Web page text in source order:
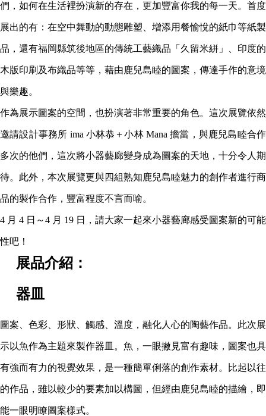
們，如何在生活裡扮演新的存在，更加豐富你我的每一天。首度
展出的有：在空中舞動的動態雕塑、增添用餐愉悅的紙巾等紙製
品，還有福岡縣筑後地區的傳統工藝織品「久留米絣」、印度的
木版印刷及布織品等等，藉由鹿兒島睦的圖案，傳達手作的意境
與樂趣。
作為展示圖案的空間，也扮演著非常重要的角色。這次展覽依然
邀請設計事務所 ima 小林恭＋小林 Mana 擔當，與鹿兒島睦合作
多次的他們，這次將小器藝廊變身成為圖案的天地，十分令人期
待。此外，本次展覽更與四組熟知鹿兒島睦魅力的創作者進行商
品的製作合作，豐富程度不言而喻。
4 月 4 日～4 月 19 日，請大家一起來小器藝廊感受圖案新的可能
性吧！
展品介紹：
器皿
圖案、色彩、形狀、觸感、溫度，融化人心的陶藝作品。此次展
示以魚作為主題來製作器皿。魚，一眼撇見富有趣味，圖案也具
有強而有力的視覺效果，是一種簡單俐落的創作素材。比起以往
的作品，雖以較少的要素加以構圖，但經由鹿兒島睦的描繪，即
能一眼明瞭圖案樣式。